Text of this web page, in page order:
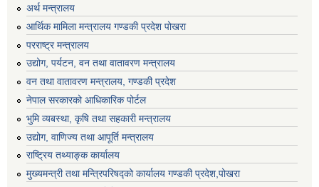
अर्थ मन्त्रालय
आर्थिक मामिला मन्त्रालय गण्डकी प्रदेश पोखरा
परराष्ट्र मन्त्रालय
उद्योग, पर्यटन, वन तथा वातावरण मन्त्रालय
वन तथा वातावरण मन्त्रालय, गण्डकी प्रदेश
नेपाल सरकारको आधिकारिक पोर्टल
भुमि व्यबस्था, कृषि तथा सहकारी मन्त्रालय
उद्योग, वाणिज्य तथा आपूर्ति मन्त्रालय
राष्ट्रिय तथ्याङ्क कार्यालय
मुख्यमन्त्री तथा मन्त्रिपरिषद्को कार्यालय गण्डकी प्रदेश,पोखरा